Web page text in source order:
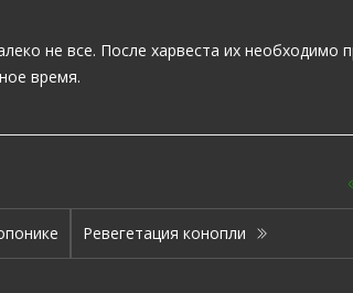
не все. После харвеста их необходимо
время.
Ревегетация конопли